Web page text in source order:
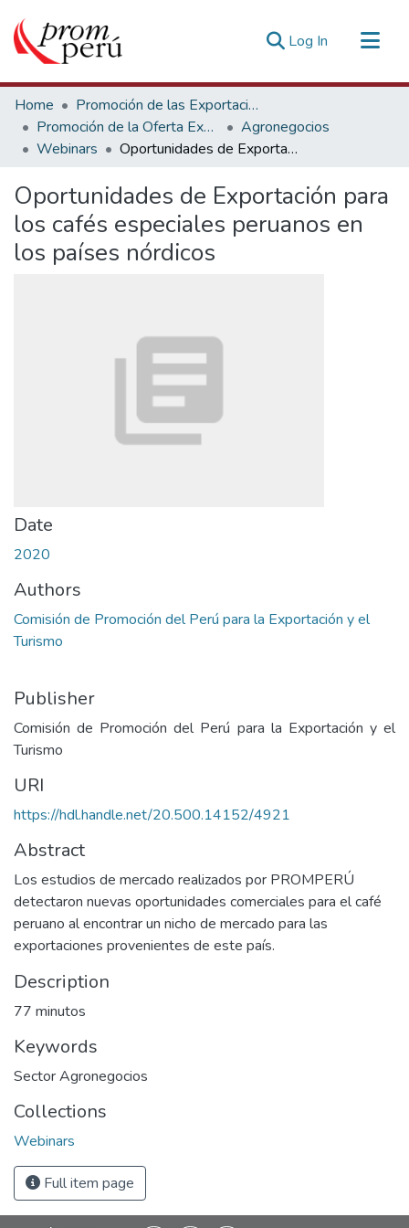
Log In (current)
Communities & Collections
All of DSpace
Statistics
Home
Promoción de las Exportaciones
Promoción de la Oferta Exportable
Agronegocios
Webinars
Oportunidades de Exportación para los cafés especiales peruanos en los países nórdicos
Oportunidades de Exportación para
los cafés especiales peruanos en
los países nórdicos
Date
2020
Authors
Comisión de Promoción del Perú para la Exportación y el
Turismo
Publisher
Comisión de Promoción del Perú para la Exportación y el
Turismo
URI
https://hdl.handle.net/20.500.14152/4921
Abstract
Los estudios de mercado realizados por PROMPERÚ
detectaron nuevas oportunidades comerciales para el café
peruano al encontrar un nicho de mercado para las
exportaciones provenientes de este país.
Description
77 minutos
Keywords
Sector Agronegocios
Collections
Webinars
Full item page